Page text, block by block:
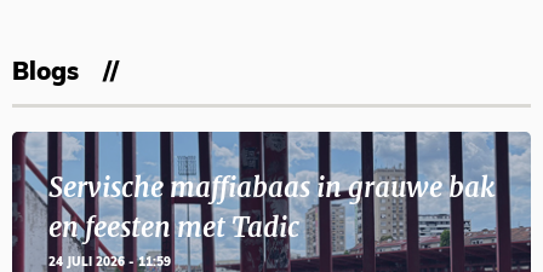
Blogs
Servische maffiabaas in grauwe bak
en feesten met Tadic
24 JULI 2026 - 11:59